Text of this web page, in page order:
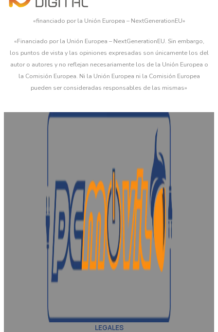
«financiado por la Unión Europea – NextGenerationEU»
«Financiado por la Unión Europea – NextGenerationEU. Sin embargo,
los puntos de vista y las opiniones expresadas son únicamente los del
autor o autores y no reflejan necesariamente los de la Unión Europea o
la Comisión Europea. Ni la Unión Europea ni la Comisión Europea
pueden ser consideradas responsables de las mismas»
LEGALES